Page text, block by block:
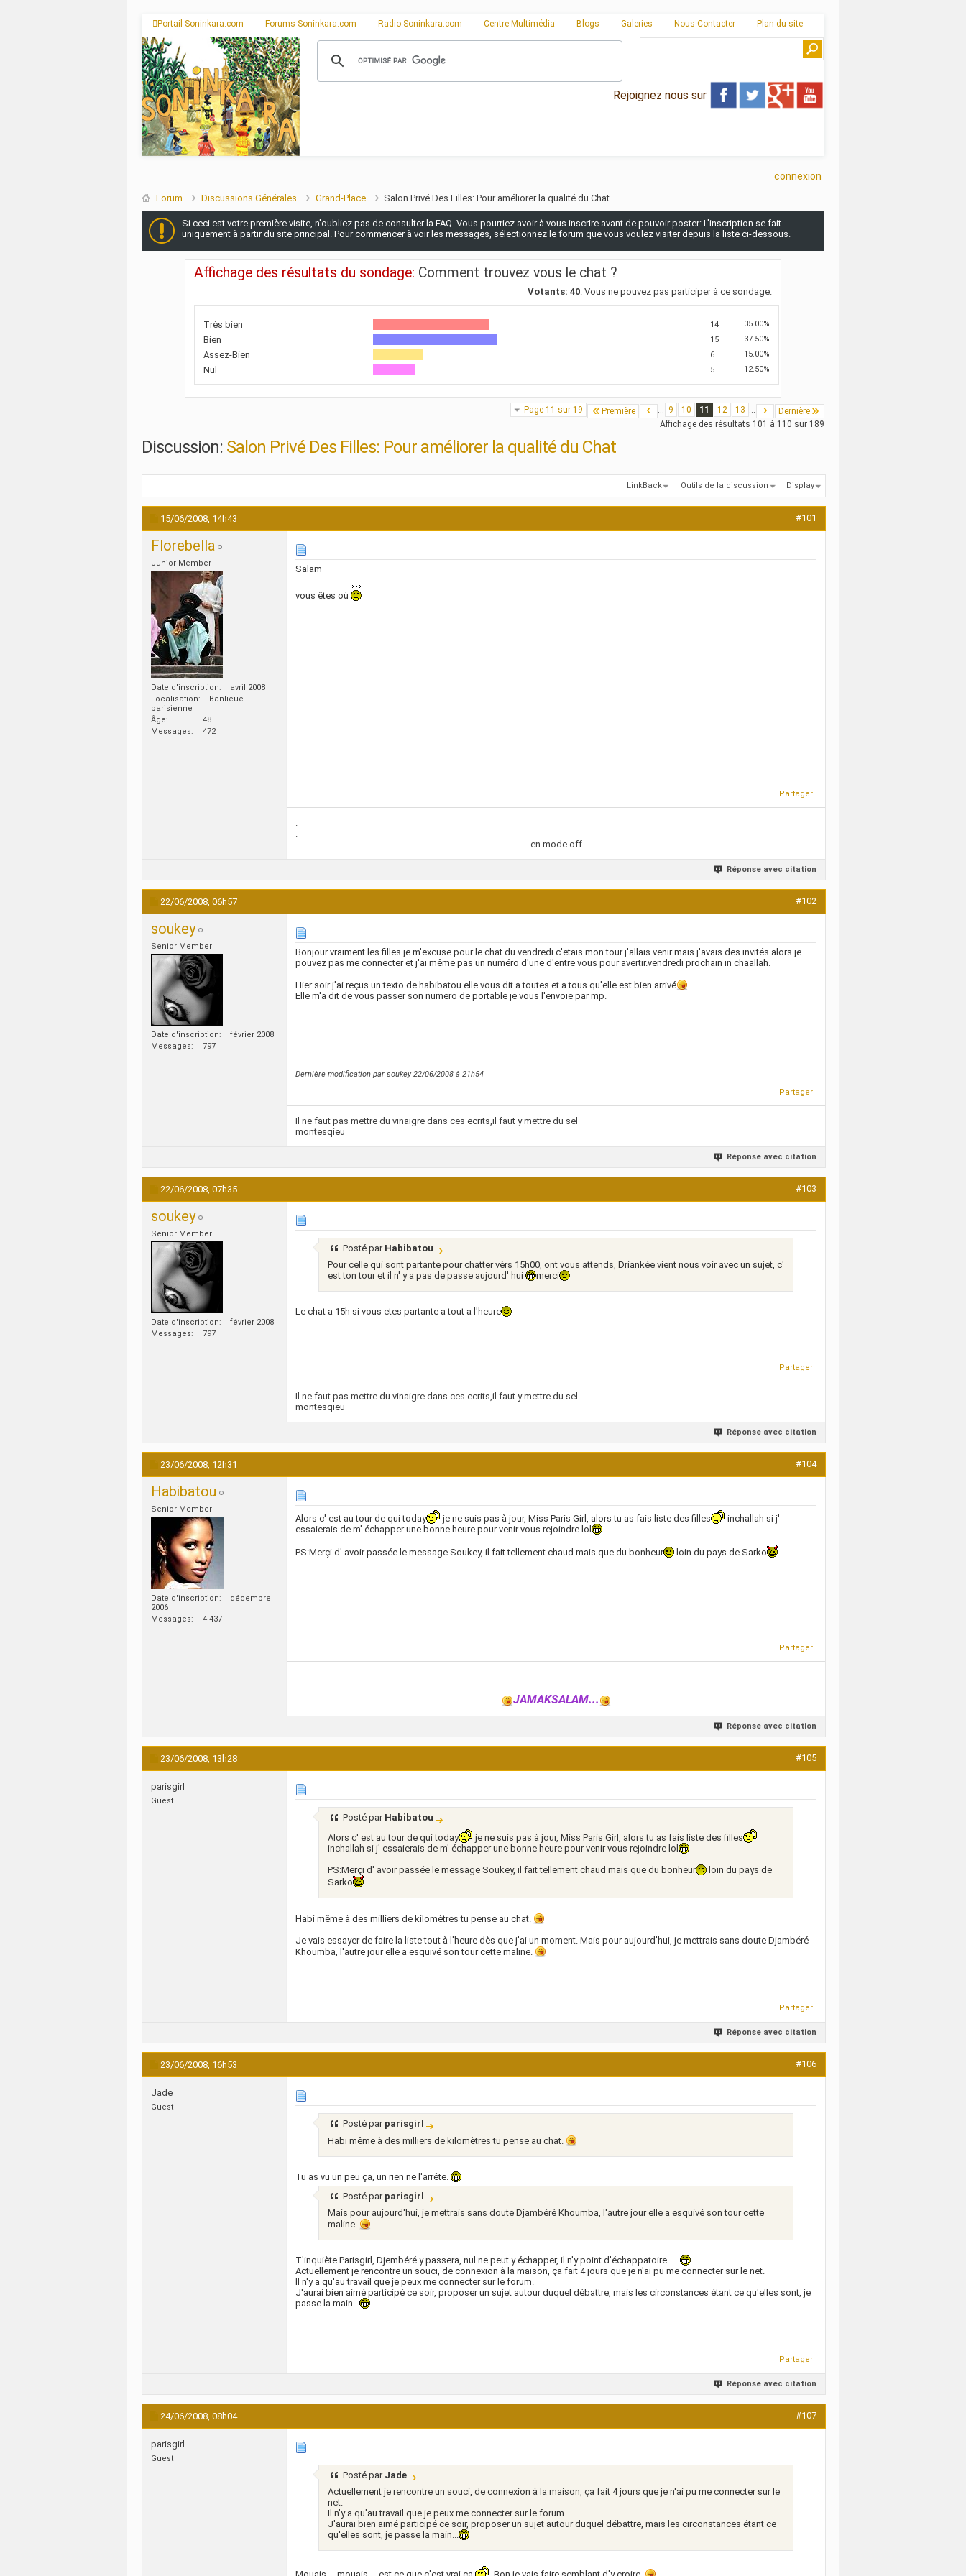
Portail Soninkara.com Forums Soninkara.com Radio Soninkara.com Centre Multimédia Blogs Galeries Nous Contacter Plan du site
Rejoignez nous sur
connexion
Forum Discussions Générales Grand-Place Salon Privé Des Filles: Pour améliorer la qualité du Chat
Si ceci est votre première visite, n'oubliez pas de consulter la FAQ. Vous pourriez avoir à vous inscrire avant de pouvoir poster: L'inscription se fait
uniquement à partir du site principal. Pour commencer à voir les messages, sélectionnez le forum que vous voulez visiter depuis la liste ci-dessous.
Affichage des résultats du sondage: Comment trouvez vous le chat ?
Votants 40 . Vous ne pouvez pas participer à ce sondage.
Très bien 14 35.00%
Bien 15 37.50%
Assez-Bien 6 15.00%
Nul 5 12.50%
Page 11 sur 19 Première ... 9 10 11 12 13 ...
Dernière
Affichage des résultats 101 à 110 sur 189
Discussion: Salon Privé Des Filles: Pour améliorer la qualité du Chat
LinkBack Outils de la discussion Display
15/06/2008, 14h43 #101
Florebella
Junior Member
Date d'inscription
avril 2008
Localisation
Banlieue
parisienne
Âge
48
Messages
472
Salam
vous êtes où
Partager
en mode off
Réponse avec citation
22/06/2008, 06h57 #102
soukey
Senior Member
Date d'inscription
février 2008
Messages
797
Bonjour vraiment les filles je m'excuse pour le chat du vendredi c'etais mon tour j'allais venir mais j'avais des invités alors je
pouvez pas me connecter et j'ai même pas un numéro d'une d'entre vous pour avertir.vendredi prochain in chaallah.
Hier soir j'ai reçus un texto de habibatou elle vous dit a toutes et a tous qu'elle est bien arrivé
Elle m'a dit de vous passer son numero de portable je vous l'envoie par mp.
Dernière modification par soukey 22/06/2008 à 21h54
Partager
Il ne faut pas mettre du vinaigre dans ces ecrits,il faut y mettre du sel
montesqieu
Réponse avec citation
22/06/2008, 07h35 #103
soukey
Senior Member
Date d'inscription
février 2008
Messages
797
Posté par Habibatou
Pour celle qui sont partante pour chatter vèrs 15h00, ont vous attends, Driankée vient nous voir avec un sujet, c'
est ton tour et il n' y a pas de passe aujourd' hui
merci
Le chat a 15h si vous etes partante a tout a l'heure
Partager
Il ne faut pas mettre du vinaigre dans ces ecrits,il faut y mettre du sel
montesqieu
Réponse avec citation
23/06/2008, 12h31 #104
Habibatou
Senior Member
Date d'inscription
décembre
2006
Messages
4 437
Alors c' est au tour de qui today je ne suis pas à jour, Miss Paris Girl, alors tu as fais liste des filles
inchallah si j'
essaierais de m' échapper une bonne heure pour venir vous rejoindre lol
PS:Merçi d' avoir passée le message Soukey, il fait tellement chaud mais que du bonheur loin du pays de Sarko
Partager
JAMAKSALAM...
Réponse avec citation
23/06/2008, 13h28 #105
parisgirl
Guest
Posté par Habibatou
Alors c' est au tour de qui today
je ne suis pas à jour, Miss Paris Girl, alors tu as fais liste des filles
inchallah si j' essaierais de m' échapper une bonne heure pour venir vous rejoindre lol
PS:Merçi d' avoir passée le message Soukey, il fait tellement chaud mais que du bonheur
loin du pays de
Sarko
Habi même à des milliers de kilomètres tu pense au chat.
Je vais essayer de faire la liste tout à l'heure dès que j'ai un moment. Mais pour aujourd'hui, je mettrais sans doute Djambéré
Khoumba, l'autre jour elle a esquivé son tour cette maline.
Partager
Réponse avec citation
23/06/2008, 16h53 #106
Jade
Guest
Posté par parisgirl
Habi même à des milliers de kilomètres tu pense au chat.
Tu as vu un peu ça, un rien ne l'arrête.
Posté par parisgirl
Mais pour aujourd'hui, je mettrais sans doute Djambéré Khoumba, l'autre jour elle a esquivé son tour cette
maline.
T'inquiète Parisgirl, Djembéré y passera, nul ne peut y échapper, il n'y point d'échappatoire.....
Actuellement je rencontre un souci, de connexion à la maison, ça fait 4 jours que je n'ai pu me connecter sur le net.
Il n'y a qu'au travail que je peux me connecter sur le forum.
J'aurai bien aimé participé ce soir, proposer un sujet autour duquel débattre, mais les circonstances étant ce qu'elles sont, je
passe la main...
Partager
Réponse avec citation
24/06/2008, 08h04 #107
parisgirl
Guest
Posté par Jade
Actuellement je rencontre un souci, de connexion à la maison, ça fait 4 jours que je n'ai pu me connecter sur le
net.
Il n'y a qu'au travail que je peux me connecter sur le forum.
J'aurai bien aimé participé ce soir, proposer un sujet autour duquel débattre, mais les circonstances étant ce
qu'elles sont, je passe la main...